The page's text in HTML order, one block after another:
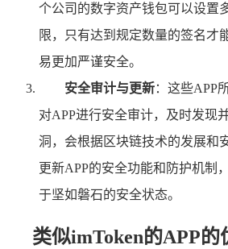
个公司的数字资产钱包可以设置
限，只有达到规定数量的签名才
易更加严谨安全。
安全审计与更新：这些APP
对APP进行安全审计，及时发现
洞，会根据区块链技术的发展和
更新APP的安全功能和防护机制
于坚如磐石的安全状态。
类似imToken的APP的